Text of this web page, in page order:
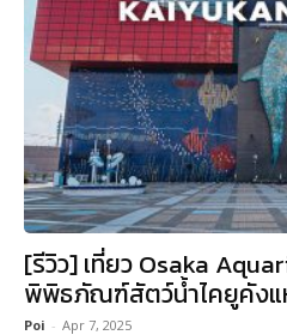
[รีวิว] เที่ยว Osaka
พิพิธภัณฑ์สัตว์น้ำไคยูคังแ
Poi - Apr 7, 2025